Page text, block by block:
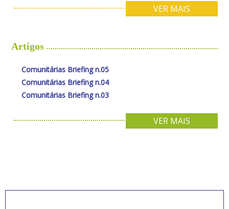
VER MAIS
Artigos
Comunitárias Briefing n.05
Comunitárias Briefing n.04
Comunitárias Briefing n.03
VER MAIS